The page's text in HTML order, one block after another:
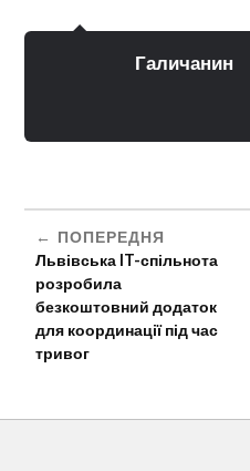
Галичанин
ПОПЕРЕДНЯ
Львівська IT-спільнота
розробила
безкоштовний додаток
для координації під час
тривог